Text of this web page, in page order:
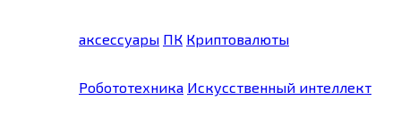
аксессуары ПК Криптовалюты
Робототехника Искусственный интеллект